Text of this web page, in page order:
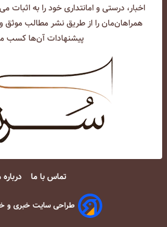
اخبار، درستی و امانتداری خود را به اثبات
همراهان‌مان را از طریق نشر مطالب موثق و
پیشنهادات آن‌ها کسب
تماس با ما درباره
طراحی سایت خبری و